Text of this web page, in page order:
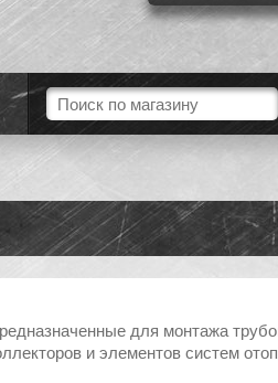
для монтажа
и элементов систем